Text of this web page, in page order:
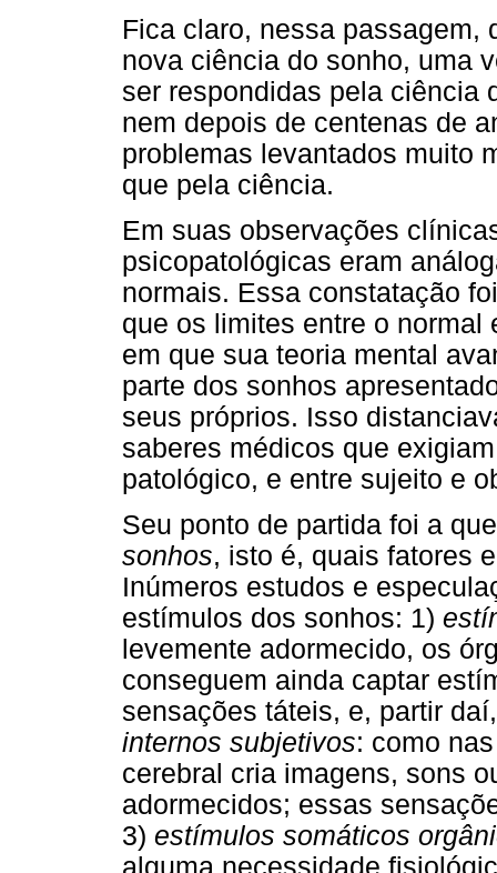
Fica claro, nessa passagem,
nova ciência do sonho, uma
ser respondidas pela ciência
nem depois de centenas de
problemas levantados muito
que pela ciência.
Em suas observações
psicopatológicas eram
normais. Essa constatação
que os limites entre o
em que sua teoria mental
parte dos sonhos
seus próprios. Isso
saberes médicos que
patológico, e entre sujeito e
Seu ponto de partida foi a
sonhos, isto é, quais fatores
Inúmeros estudos e
estímulos dos sonhos: 1)
levemente adormecido, os
conseguem ainda captar
sensações táteis, e, partir
internos subjetivos: como
cerebral cria imagens, sons
adormecidos; essas
3) estímulos somáticos
alguma necessidade